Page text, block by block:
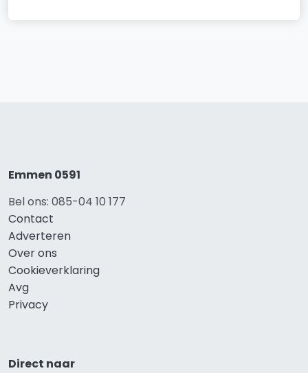
Emmen 0591
Bel ons: 085-04 10 177
Contact
Adverteren
Over ons
Cookieverklaring
Avg
Privacy
Direct naar